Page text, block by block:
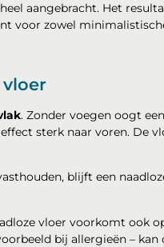
aangebracht. Het
voor zowel
. Zonder voegen oogt
sterk naar voren. De
blijft een
vloer voorkomt ook
bij allergieën –